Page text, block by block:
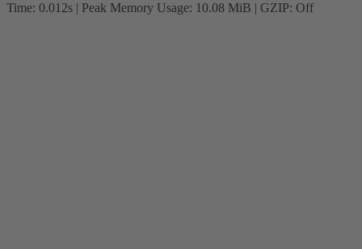
Time: 0.012s | Peak Memory Usage: 10.08 MiB | GZIP: Off